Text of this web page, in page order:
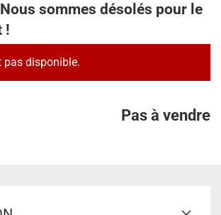
sommes désolés pour le
!
pas disponible.
Pas à vendre